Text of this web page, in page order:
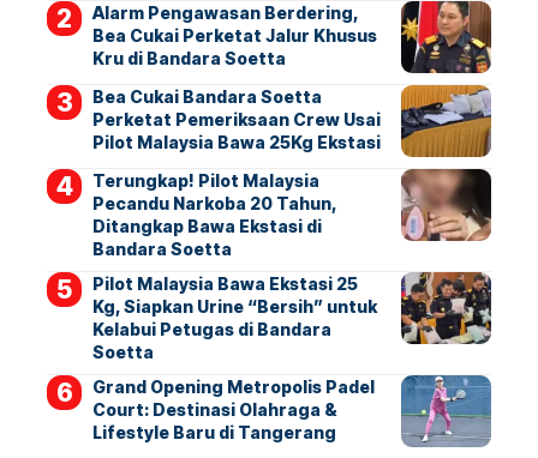
Alarm Pengawasan Berdering,
Bea Cukai Perketat Jalur Khusus
Kru di Bandara Soetta
Bea Cukai Bandara Soetta
Perketat Pemeriksaan Crew Usai
Pilot Malaysia Bawa 25Kg Ekstasi
Terungkap! Pilot Malaysia
Pecandu Narkoba 20 Tahun,
Ditangkap Bawa Ekstasi di
Bandara Soetta
Pilot Malaysia Bawa Ekstasi 25
Kg, Siapkan Urine “Bersih” untuk
Kelabui Petugas di Bandara
Soetta
Grand Opening Metropolis Padel
Court: Destinasi Olahraga &
Lifestyle Baru di Tangerang